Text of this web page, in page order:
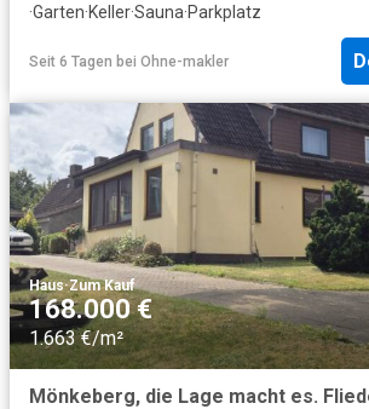
·Garten·Keller·Sauna·Parkplatz
Seit 6 Tagen bei Ohne-makler
Haus·Zum Kauf
168.000 €
1.663 €/m²
Mönkeberg, die Lage macht es.